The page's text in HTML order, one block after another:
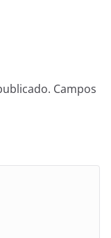
Campos